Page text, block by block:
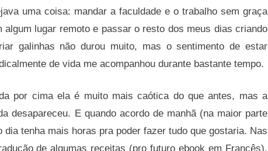
uma coisa: mandar a faculdade e o trabalho sem graça
lugar remoto e passar o resto dos meus dias criando
galinhas não durou muito, mas o sentimento de estar
de vida me acompanhou durante bastante tempo.
por cima ela é muito mais caótica do que antes, mas a
desapareceu. E quando acordo de manhã (na maior parte
tenha mais horas pra poder fazer tudo que gostaria. Nas
de algumas receitas (pro futuro ebook em Francês),